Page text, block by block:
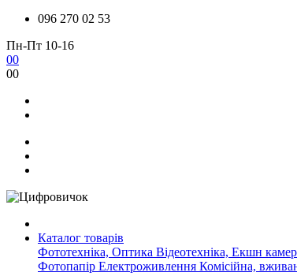
096 270 02 53
Пн-Пт 10-16
00
00
Каталог товарів
Фототехніка, Оптика Відеотехніка, Екшн
Фотопапір Електроживлення Комісійна,